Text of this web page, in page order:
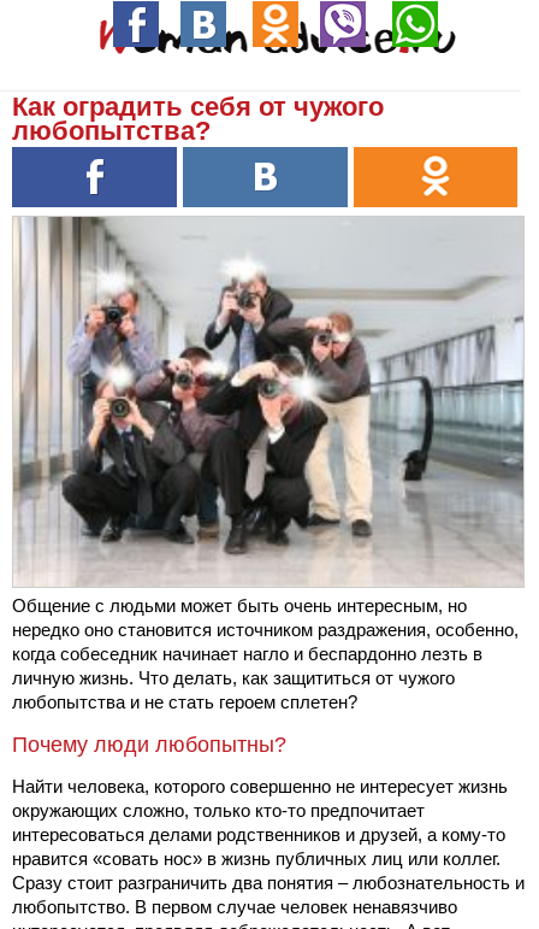
Как оградить себя от чужого
любопытства?
Общение с людьми может быть очень интересным, но
нередко оно становится источником раздражения, особенно,
когда собеседник начинает нагло и беспардонно лезть в
личную жизнь. Что делать, как защититься от чужого
любопытства и не стать героем сплетен?
Почему люди любопытны?
Найти человека, которого совершенно не интересует жизнь
окружающих сложно, только кто-то предпочитает
интересоваться делами родственников и друзей, а кому-то
нравится «совать нос» в жизнь публичных лиц или коллег.
Сразу стоит разграничить два понятия – любознательность и
любопытство. В первом случае человек ненавязчиво